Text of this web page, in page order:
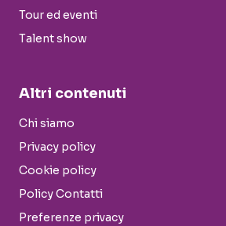
Tour ed eventi
Talent show
Altri contenuti
Chi siamo
Privacy policy
Cookie policy
Policy Contatti
Preferenze privacy